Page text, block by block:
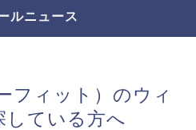
ルニュース
フィット）のウィ
している方へ